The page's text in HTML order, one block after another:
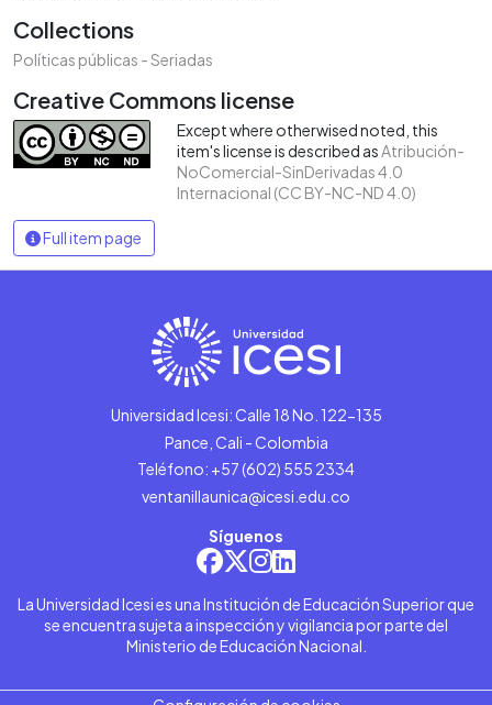
Collections
Políticas públicas - Seriadas
Creative Commons license
Except where otherwised noted, this
item's license is described asAtribución-
NoComercial-SinDerivadas 4.0
Internacional (CC BY-NC-ND 4.0)
Full item page
Universidad Icesi: Calle 18 No. 122-135
Pance, Cali - Colombia
Teléfono: +57 (602) 555 2334
ventanillaunica@icesi.edu.co
Síguenos
La Universidad Icesi es una Institución de Educación Superior que
se encuentra sujeta a inspección y vigilancia por parte del
Ministerio de Educación Nacional.